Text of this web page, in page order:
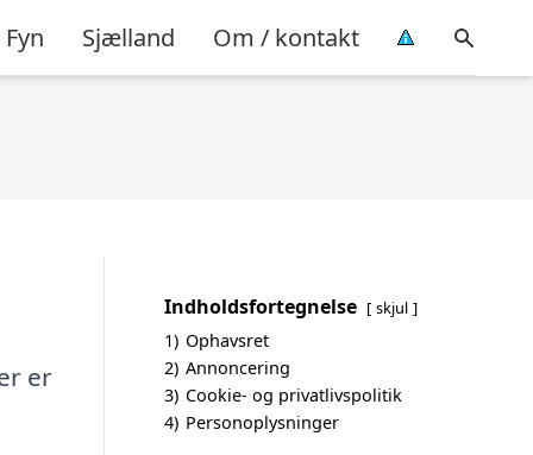
Fyn Sjælland Om / kontakt
er
Indholdsfortegnelse skjul
1) Ophavsret
2) Annoncering
3) Cookie- og privatlivspolitik
4) Personoplysninger